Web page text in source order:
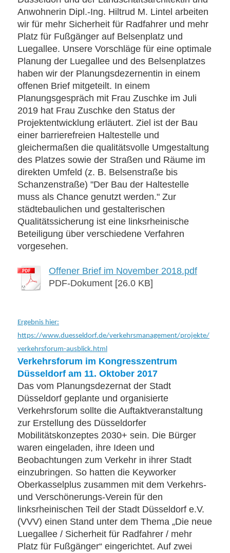
Anwohnerin Dipl.-Ing. Hiltrud M. Lintel arbeiten
wir für mehr Sicherheit für Radfahrer und mehr
Platz für Fußgänger auf Belsenplatz und
Luegallee. Unsere Vorschläge für eine optimale
Planung der Luegallee und des Belsenplatzes
haben wir der Planungsdezernentin in einem
offenen Brief mitgeteilt. In einem
Planungsgespräch mit Frau Zuschke im Juli
2019 hat Frau Zuschke den Status der
Projektentwicklung erläutert. Ziel ist der Bau
einer barrierefreien Haltestelle und
gleichermaßen die qualitätsvolle Umgestaltung
des Platzes sowie der Straßen und Räume im
direkten Umfeld (z. B. Belsenstraße bis
Schanzenstraße) "Der Bau der Haltestelle
muss als Chance genutzt werden." Zur
städtebaulichen und gestalterischen
Qualitätssicherung ist eine linksrheinische
Beteiligung über verschiedene Verfahren
vorgesehen.
Offener Brief im November 2018.pdf
PDF-Dokument [26.0 KB]
Ergebnis hier:
https://www.duesseldorf.de/verkehrsmanagement/projekte/
verkehrsforum-ausblick.html
Verkehrsforum im Kongresszentrum
Düsseldorf am 11. Oktober 2017
Das vom Planungsdezernat der Stadt
Düsseldorf geplante und organisierte
Verkehrsforum sollte die Auftaktveranstaltung
zur Erstellung des Düsseldorfer
Mobilitätskonzeptes 2030+ sein. Die Bürger
waren eingeladen, ihre Ideen und
Beobachtungen zum Verkehr in ihrer Stadt
einzubringen. So hatten die Keyworker
Oberkasselplus zusammen mit dem Verkehrs-
und Verschönerungs-Verein für den
linksrheinischen Teil der Stadt Düsseldorf e.V.
(VVV) einen Stand unter dem Thema „Die neue
Luegallee / Sicherheit für Radfahrer / mehr
Platz für Fußgänger“ eingerichtet. Auf zwei